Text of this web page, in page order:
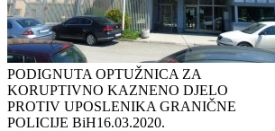
PODIGNUTA OPTUŽNICA ZA
KORUPTIVNO KAZNENO DJELO
PROTIV UPOSLENIKA GRANIČNE
POLICIJE BiH16.03.2020.